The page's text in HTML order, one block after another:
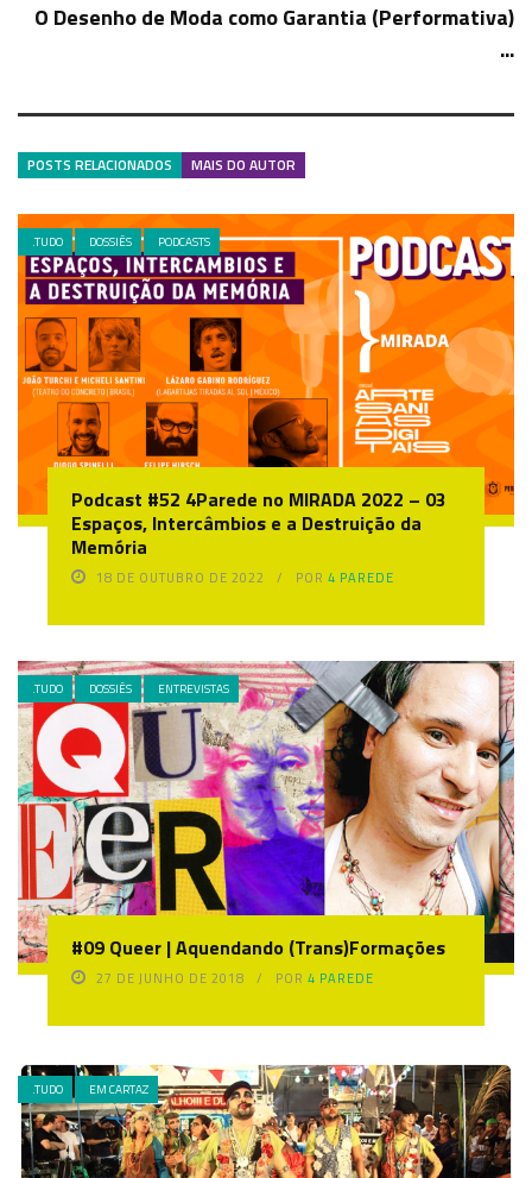
O Desenho de Moda como Garantia (Performativa)
...
POSTS RELACIONADOS MAIS DO AUTOR
.TUDO DOSSIÊS PODCASTS
Podcast #52 4Parede no MIRADA 2022 – 03
Espaços, Intercâmbios e a Destruição da
Memória
18 DE OUTUBRO DE 2022 POR4 PAREDE
.TUDO DOSSIÊS ENTREVISTAS
#09 Queer | Aquendando (Trans)Formações
27 DE JUNHO DE 2018 POR4 PAREDE
.TUDO EM CARTAZ